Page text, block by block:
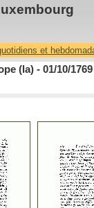
et
(la) - 01/10/1769